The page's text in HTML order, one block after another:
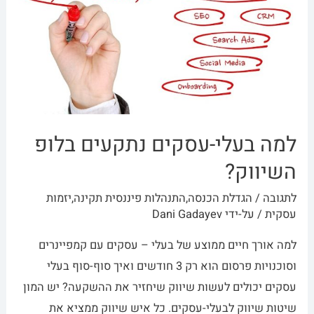
למה בעלי-עסקים נתקעים בלופ
השיווק?
לתגובה / הגדלת הכנסה,התנהלות פיננסית תקינה,יזמות
עסקית / על-ידיDani Gadayev
למה אורך חיים ממוצע של בעלי – עסקים עם קמפיינרים
וסוכנויות פרסום הוא רק 3 חודשים ואיך סוף-סוף בעלי
עסקים יכולים לעשות שיווק שיחזיר את ההשקעה? יש המון
שיטות שיווק לבעלי-עסקים. כל איש שיווק ממציא את